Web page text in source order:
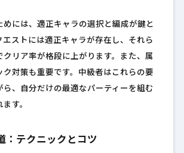
めには、適正キャラの選択と編成が鍵と
エストには適正キャラが存在し、それら
クリア率が格段に上がります。また、属
ク対策も重要です。中級者はこれらの要
ら、自分だけの最適なパーティーを組む
す。
：テクニックとコツ